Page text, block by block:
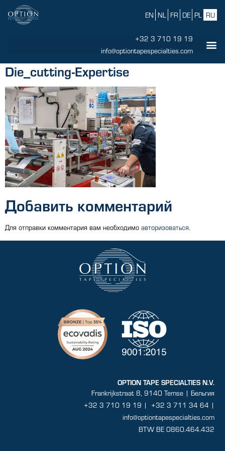
EN NL FR DE PL RU
+32 3 710 19 19
info@optiontapespecialties.com
Die_cutting-Expertise
Добавить комментарий
Для отправки комментария вам необходимо авторизоваться.
OPTION TAPE SPECIALTIES N.V.
Frankrijkstraat 8, 9140 Temse | Бельгия
+32 3 710 19 19 |
+32 3 711 34 64 |
info@optiontapespecialties.com
BTW BE 0860.464.432